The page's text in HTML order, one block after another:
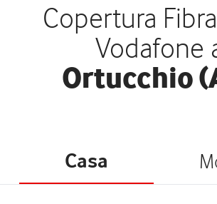
Copertura
Vodafone
Ortucchio
Casa